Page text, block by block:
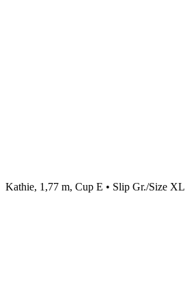
Kathie, 1,77 m, Cup E • Slip Gr./Size XL